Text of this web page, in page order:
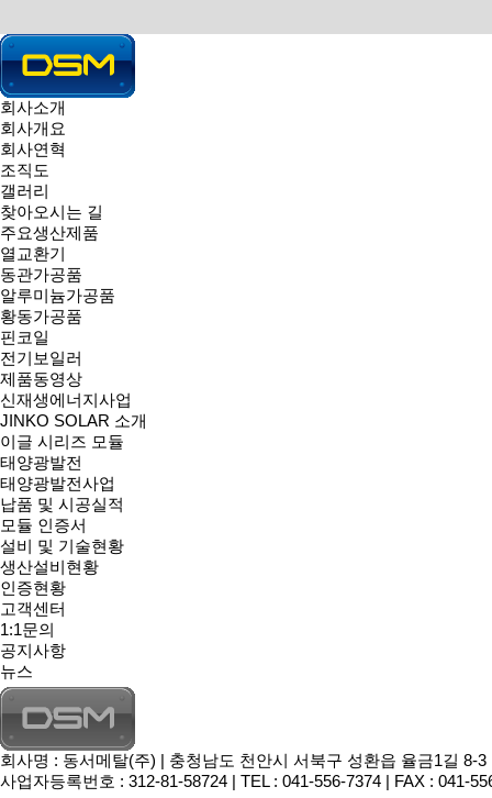
회사소개
회사개요
회사연혁
조직도
갤러리
찾아오시는 길
주요생산제품
열교환기
동관가공품
알루미늄가공품
황동가공품
핀코일
전기보일러
제품동영상
신재생에너지사업
JINKO SOLAR 소개
이글 시리즈 모듈
태양광발전
태양광발전사업
납품 및 시공실적
모듈 인증서
설비 및 기술현황
생산설비현황
인증현황
고객센터
1:1문의
공지사항
뉴스
HOME > >
회사명 : 동서메탈(주) | 충청남도 천안시 서북구 성환읍 율금1길 8-
사업자등록번호 : 312-81-58724 | TEL : 041-556-7374 | FAX : 041-